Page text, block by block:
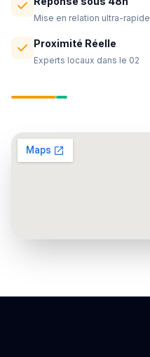
Mise en relation ultra-rapide
Proximité Réelle
Experts locaux dans le 02